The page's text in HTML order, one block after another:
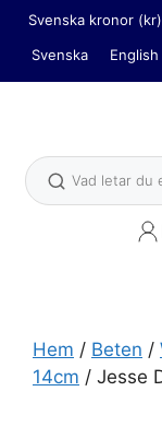
Hoppa
innehåll
Svenska kronor
Svenska English
Hem / Beten /
14cm / Jesse